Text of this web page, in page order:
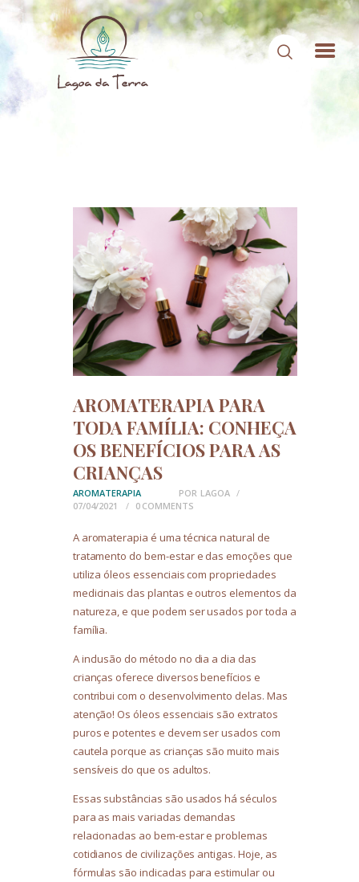
CONTATO
ÁREA DE MEMBROS
LOGIN
AROMATERAPIA PARA
TODA FAMÍLIA: CONHEÇA
OS BENEFÍCIOS PARA AS
CRIANÇAS
AROMATERAPIA POR LAGOA
07/04/2021
0 COMMENTS
A aromaterapia é uma técnica natural de
tratamento do bem-estar e das emoções que
utiliza óleos essenciais com propriedades
medicinais das plantas e outros elementos da
natureza, e que podem ser usados por toda a
família.
A inclusão do método no dia a dia das
crianças oferece diversos benefícios e
contribui com o desenvolvimento delas. Mas
atenção! Os óleos essenciais são extratos
puros e potentes e devem ser usados com
cautela porque as crianças são muito mais
sensíveis do que os adultos.
Essas substâncias são usados há séculos
para as mais variadas demandas
relacionadas ao bem-estar e problemas
cotidianos de civilizações antigas. Hoje, as
fórmulas são indicadas para estimular ou